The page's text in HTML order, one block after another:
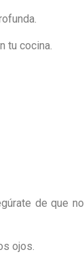
tu cocina.
de que no
ojos.